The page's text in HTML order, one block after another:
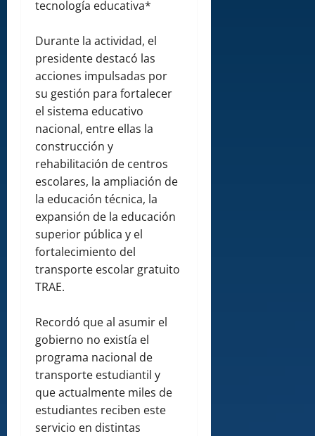
tecnología educativa*
Durante la actividad, el
presidente destacó las
acciones impulsadas por
su gestión para fortalecer
el sistema educativo
nacional, entre ellas la
construcción y
rehabilitación de centros
escolares, la ampliación de
la educación técnica, la
expansión de la educación
superior pública y el
fortalecimiento del
transporte escolar gratuito
TRAE.
Recordó que al asumir el
gobierno no existía el
programa nacional de
transporte estudiantil y
que actualmente miles de
estudiantes reciben este
servicio en distintas